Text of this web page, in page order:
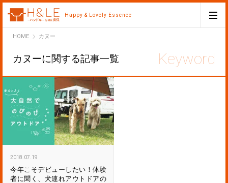
Happy & Lovely Essence
HOMEH&LEカヌー
カヌーに関する記事一覧
2018.07.19
今年こそデビューしたい！体験
者に聞く、犬連れアウトドアの